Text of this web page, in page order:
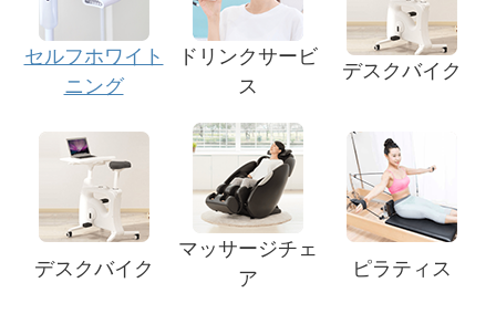
セルフホワイト
ニング
ドリンクサービ
ス
デスクバイク
デスクバイク
マッサージチェ
ア
ピラティス